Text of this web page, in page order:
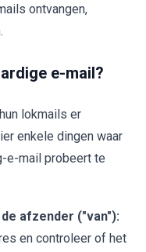
ontvangen,
e-mail?
lokmails er
enkele dingen waar
e-mail probeert te
afzender ("van"):
en controleer of het